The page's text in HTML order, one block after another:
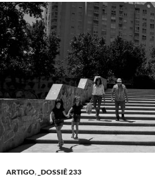
ARTIGO, _DOSSIÊ 233